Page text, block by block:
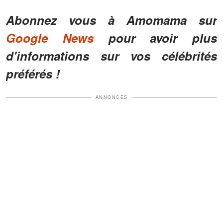
Abonnez vous à Amomama sur
Google Newspour avoir plus
d'informations sur vos célébrités
préférés !
ANNONCES